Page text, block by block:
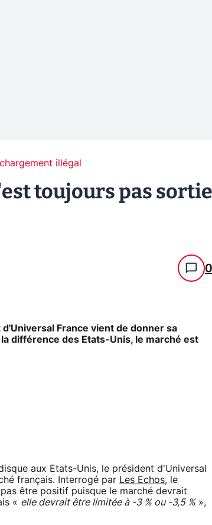
illégal
toujours pas sortie
0
France vient de donner sa
différence des Etats-Unis, le marché est
aux Etats-Unis, le président d'Universal
français. Interrogé par Les Echos, le
être positif puisque le marché devrait
« elle devrait être limitée à -3 % ou -3,5 % »,